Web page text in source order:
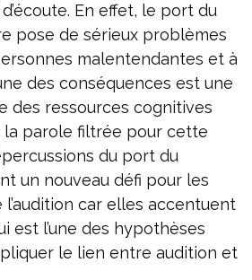
En effet, le port du
pose de sérieux problèmes
malentendantes et à
des conséquences est une
des ressources cognitives
parole filtrée pour cette
du port du
un nouveau défi pour les
car elles accentuent
est l’une des hypothèses
le lien entre audition et